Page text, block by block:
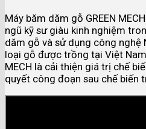
Máy băm dăm gỗ GREEN
ngũ kỹ sư giàu kinh nghiệm
dăm gỗ và sử dụng công nghệ
loại gỗ được trồng tại Việt
MECH là cải thiện giá trị chế
quyết công đoạn sau chế biến